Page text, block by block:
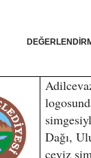
Dağı,
ceviz